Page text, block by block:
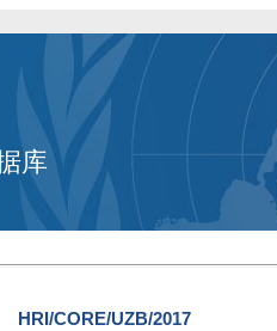
库
HRI/CORE/UZB/2017